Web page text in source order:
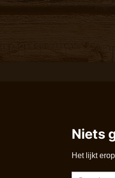
Niets
Het lijkt